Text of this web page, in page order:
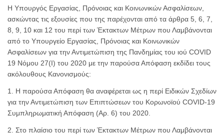
Η Υπουργός Εργασίας, Πρόνοιας και Κοινωνικών Ασφαλίσεων,
ασκώντας τις εξουσίες που της παρέχονται από τα άρθρα 5, 6, 7,
8, 9, 10 και 12 του περί των Έκτακτων Μέτρων που Λαμβάνονται
από το Υπουργείο Εργασίας, Πρόνοιας και Κοινωνικών
Ασφαλίσεων για την Αντιμετώπιση της Πανδημίας του ιού COVID
19 Νόμου 27(Ι) του 2020 με την παρούσα Απόφαση εκδίδει τους
ακόλουθους Κανονισμούς:
1. Η παρούσα Απόφαση θα αναφέρεται ως η περί Ειδικών Σχεδίων
για την Αντιμετώπιση των Επιπτώσεων του Κορωνοϊού COVID-19
Συμπληρωματική Απόφαση (Αρ. 6) του 2020.
2. Στο πλαίσιο του περί των Έκτακτων Μέτρων που Λαμβάνονται